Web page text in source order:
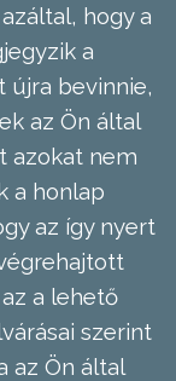
hogy a
a
újra bevinnie,
az Ön által
azokat nem
a honlap
az így nyert
a lehető
szerint
az Ön által